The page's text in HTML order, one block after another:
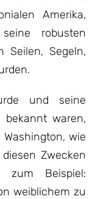
Amerika,
robusten
Seilen, Segeln,
und seine
waren,
wie
Zwecken
zum Beispiel:
weiblichem zu